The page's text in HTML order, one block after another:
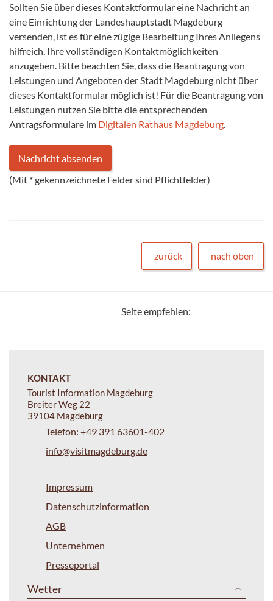
Sollten Sie über dieses Kontaktformular eine Nachricht an
eine Einrichtung der Landeshauptstadt Magdeburg
versenden, ist es für eine zügige Bearbeitung Ihres Anliegens
hilfreich, Ihre vollständigen Kontaktmöglichkeiten
anzugeben. Bitte beachten Sie, dass die Beantragung von
Leistungen und Angeboten der Stadt Magdeburg nicht über
dieses Kontaktformular möglich ist! Für die Beantragung von
Leistungen nutzen Sie bitte die entsprechenden
Antragsformulare im Digitalen Rathaus Magdeburg.
(Mit *gekennzeichnete Felder sind Pflichtfelder)
zurück nach oben
Seite empfehlen:
KONTAKT
Tourist Information Magdeburg
Breiter Weg 22
39104 Magdeburg
Telefon: +49 391 63601-402
info@visitmagdeburg.de
Impressum
Datenschutzinformation
AGB
Unternehmen
Presseportal
Wetter